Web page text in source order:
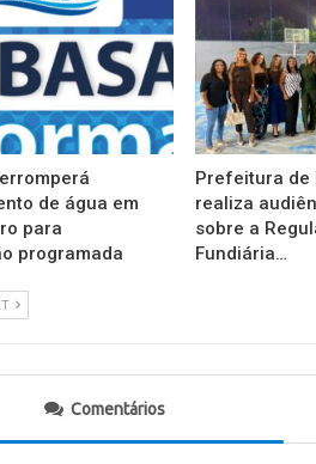
de água em
para
programada
Prefeitura de
realiza
sobre a
Fundiária…
Comentários